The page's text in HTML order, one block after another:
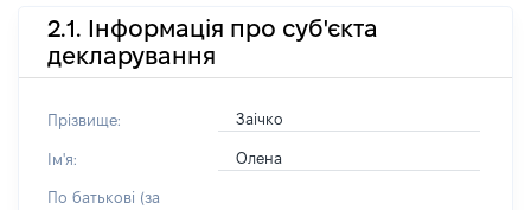
2.1. Інформація про суб'єкта
декларування
Прізвище: Заічко
Ім'я: Олена
По батькові (за